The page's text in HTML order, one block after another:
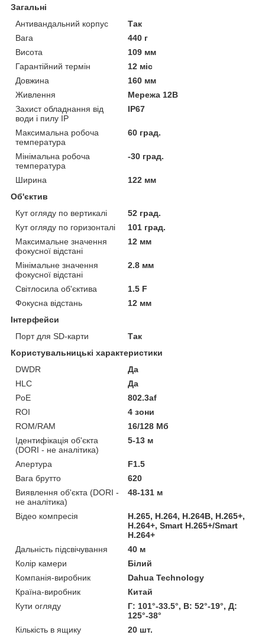
Загальні
Антивандальний корпус
Так
Вага
440 г
Висота
109 мм
Гарантійний термін
12 міс
Довжина
160 мм
Живлення
Мережа 12В
Захист обладнання від
води і пилу IP
IP67
Максимальна робоча
температура
60 град.
Мінімальна робоча
температура
-30 град.
Ширина
122 мм
Об'єктив
Кут огляду по вертикалі
52 град.
Кут огляду по горизонталі
101 град.
Максимальне значення
фокусної відстані
12 мм
Мінімальне значення
фокусної відстані
2.8 мм
Світлосила об'єктива
1.5 F
Фокусна відстань
12 мм
Інтерфейси
Порт для SD-карти
Так
Користувальницькі характеристики
DWDR
Да
HLC
Да
PoE
802.3af
ROI
4 зони
ROM/RAM
16/128 Mб
Ідентифікація об'єкта
(DORI - не аналітика)
5-13 м
Апертура
F1.5
Вага брутто
620
Виявлення об'єкта (DORI -
не аналітика)
48-131 м
Відео компресія
H.265, H.264, H.264B, H.265+,
H.264+, Smart H.265+/Smart
H.264+
Дальність підсвічування
40 м
Колір камери
Білий
Компанія-виробник
Dahua Technology
Країна-виробник
Китай
Кути огляду
Г: 101°-33.5°, В: 52°-19°, Д:
125°-38°
Кількість в ящику
20 шт.